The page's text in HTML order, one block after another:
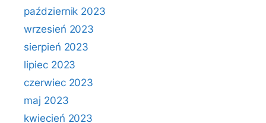
październik 2023
wrzesień 2023
sierpień 2023
lipiec 2023
czerwiec 2023
maj 2023
kwiecień 2023